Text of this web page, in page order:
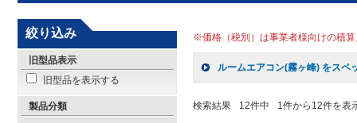
※価格（税別）は事業者様向けの積
ルームエアコン(霧ヶ峰) をスペ
検索結果 12件中 1件から 12件を表
絞り込み
旧型品表示
旧型品を表示する
製品分類